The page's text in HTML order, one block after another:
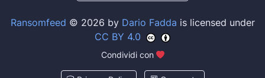
Ransomfeed © 2026 by Dario Fadda is licensed under
CC BY 4.0
Condividi con